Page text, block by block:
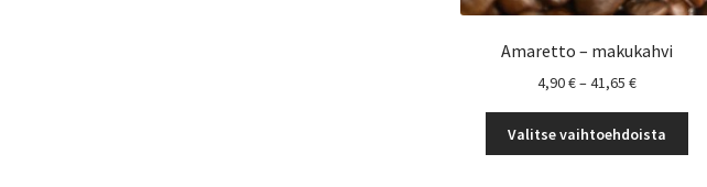
Amaretto – makukahvi
4,90€–41,65€Hintaluokka:
-
41,65 €
Valitse vaihtoehdoista